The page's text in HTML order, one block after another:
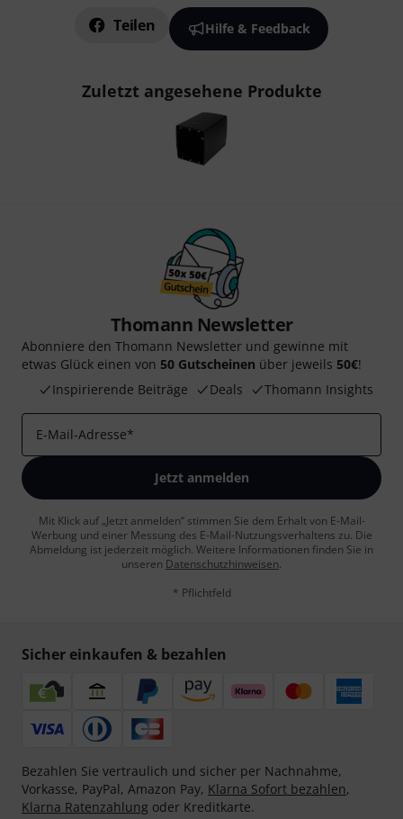
Teilen Hilfe & Feedback
Zuletzt angesehene Produkte
Thomann Newsletter
Abonniere den Thomann Newsletter und gewinne mit
etwas Glück einen von 50 Gutscheinen über jeweils 50€!
Inspirierende Beiträge
Deals Thomann Insights
E-Mail-Adresse*
Jetzt anmelden
Mit Klick auf „Jetzt anmelden“ stimmen Sie dem Erhalt von E-Mail-
Werbung und einer Messung des E-Mail-Nutzungsverhaltens zu. Die
Abmeldung ist jederzeit möglich. Weitere Informationen finden Sie in
unseren Datenschutzhinweisen.
* Pflichtfeld
Sicher einkaufen & bezahlen
Bezahlen Sie vertraulich und sicher per Nachnahme,
Vorkasse, PayPal, Amazon Pay, Klarna Sofort bezahlen,
Klarna Ratenzahlung oder Kreditkarte.